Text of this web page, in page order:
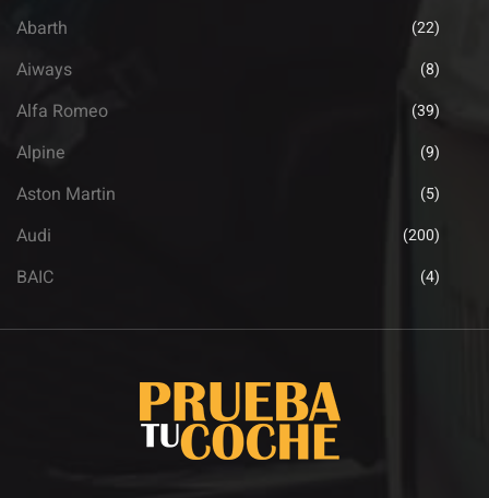
Abarth (22)
Aiways (8)
Alfa Romeo (39)
Alpine (9)
Aston Martin (5)
Audi (200)
BAIC (4)